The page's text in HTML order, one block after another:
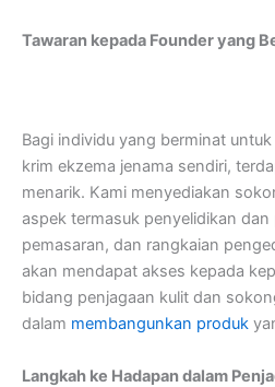
Tawaran kepada Founder yang
Bagi individu yang berminat
krim ekzema jenama sendiri,
menarik. Kami menyediakan
aspek termasuk penyelidikan
pemasaran, dan rangkaian
akan mendapat akses kepada
bidang penjagaan kulit dan
dalam membangunkan produk
Langkah ke Hadapan dalam